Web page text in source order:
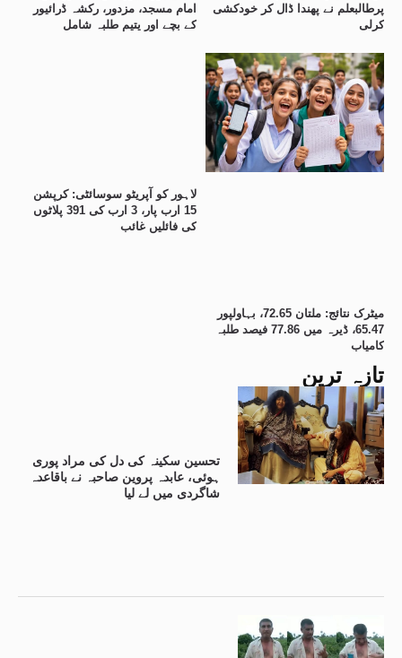
تازہ ترین
تحسین سکینہ کی دل کی مراد پوری
ہوئی، عابدہ پروین صاحبہ نے باقاعدہ
شاگردی میں لے لیا
امام مسجد، مزدور، رکشہ ڈرائیور
کے بچے اور یتیم طلبہ شامل
پرطالبعلم نے پھندا ڈال کر خودکشی
کرلی
لاہور کو آپریٹو سوسائٹی: کرپشن
15 ارب پار، 3 ارب کی 391 پلاٹوں
کی فائلیں غائب
میٹرک نتائج: ملتان 72.65، بہاولپور
65.47، ڈیرہ میں 77.86 فیصد طلبہ
کامیاب